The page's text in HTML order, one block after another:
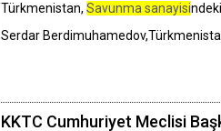
Türkmenistan, Savunma sanayisi
Serdar
KKTC Cumhuriyet Meclisi